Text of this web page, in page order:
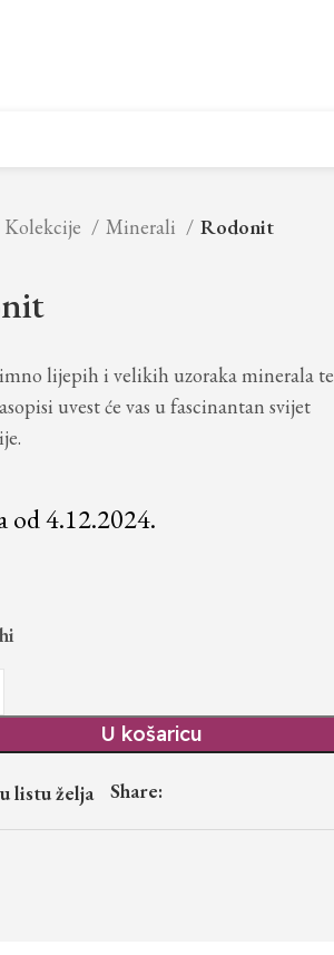
Kolekcije Minerali Rodonit
lijepih i velikih uzoraka minerala te
uvest će vas u fascinantan svijet
od 4.12.2024.
U košaricu
listu želja Share: